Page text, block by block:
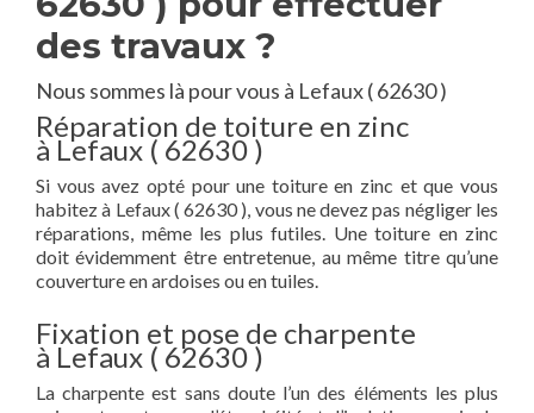
des travaux ?
Nous sommes là pour vous à Lefaux ( 62630 )
Réparation de toiture en zinc
à Lefaux ( 62630 )
Si vous avez opté pour une toiture en zinc et que vous
habitez à Lefaux ( 62630 ), vous ne devez pas négliger les
réparations, même les plus futiles. Une toiture en zinc
doit évidemment être entretenue, au même titre qu’une
couverture en ardoises ou en tuiles.
Fixation et pose de charpente
à Lefaux ( 62630 )
La charpente est sans doute l’un des éléments les plus